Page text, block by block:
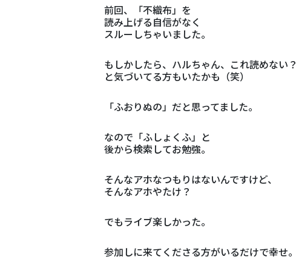
前回、「不織布」を
読み上げる自信がなく
スルーしちゃいました。
もしかしたら、ハルちゃん、これ読めない？
と気づいてる方もいたかも（笑）
「ふおりぬの」だと思ってました。
なので「ふしょくふ」と
後から検索してお勉強。
そんなアホなつもりはないんですけど、
そんなアホやたけ？
でもライブ楽しかった。
参加しに来てくださる方がいるだけで幸せ。